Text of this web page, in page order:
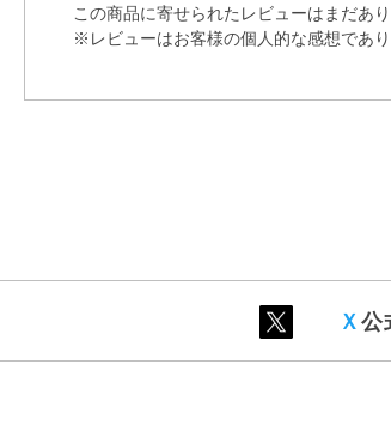
この商品に寄せられたレビューはまだあり
※レビューはお客様の個人的な感想であ
Ｘ公